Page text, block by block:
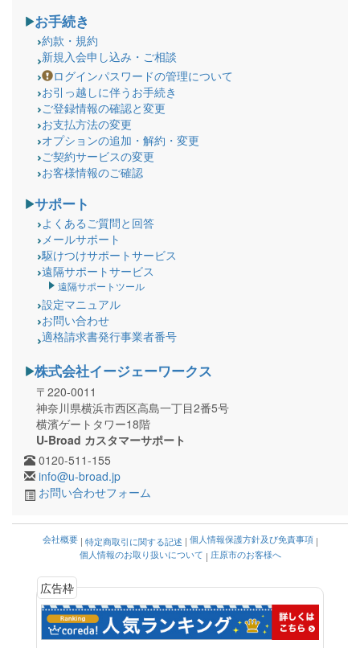
お手続き
約款・規約
新規入会申し込み・ご相談
ログインパスワードの管理について
お引っ越しに伴うお手続き
ご登録情報の確認と変更
お支払方法の変更
オプションの追加・解約・変更
ご契約サービスの変更
お客様情報のご確認
サポート
よくあるご質問と回答
メールサポート
駆けつけサポートサービス
遠隔サポートサービス
遠隔サポートツール
設定マニュアル
お問い合わせ
適格請求書発行事業者番号
株式会社イージェーワークス
〒220-0011
神奈川県横浜市西区高島一丁目2番5号
横濱ゲートタワー18階
U-Broad カスタマーサポート
0120-511-155
info@u-broad.jp
お問い合わせフォーム
会社概要| 特定商取引に関する記述 | 個人情報保護方針及び免責事項|
個人情報のお取り扱いについて | 庄原市のお客様へ